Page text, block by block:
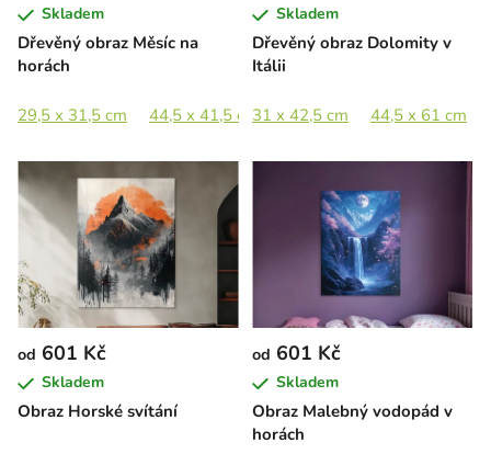
Dřevěný obraz Měsíc na
horách
Skladem
29,5 x 31,5 cm 44,5 x 41,5 cm 65 x 60,5 cm 89 x 82,5
Dřevěný obraz Dolomity v
Itálii
Skladem
31 x 42,5 cm 44,5 x 61 cm
Obraz Horské svítání
od 601 Kč
Skladem
Obraz Malebný vodopád v
horách
od 601 Kč
Skladem